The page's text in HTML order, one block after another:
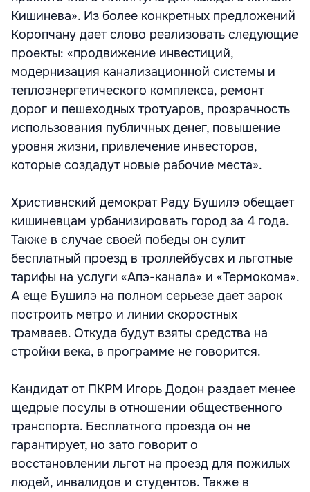
Кишинева». Из более конкретных предложений
Коропчану дает слово реализовать следующие
проекты: «продвижение инвестиций,
модернизация канализационной системы и
теплоэнергетического комплекса, ремонт
дорог и пешеходных тротуаров, прозрачность
использования публичных денег, повышение
уровня жизни, привлечение инвесторов,
которые создадут новые рабочие места».
Христианский демократ Раду Бушилэ обещает
кишиневцам урбанизировать город за 4 года.
Также в случае своей победы он сулит
бесплатный проезд в троллейбусах и льготные
тарифы на услуги «Апэ-канала» и «Термокома».
А еще Бушилэ на полном серьезе дает зарок
построить метро и линии скоростных
трамваев. Откуда будут взяты средства на
стройки века, в программе не говорится.
Кандидат от ПКРМ Игорь Додон раздает менее
щедрые посулы в отношении общественного
транспорта. Бесплатного проезда он не
гарантирует, но зато говорит о
восстановлении льгот на проезд для пожилых
людей, инвалидов и студентов. Также в